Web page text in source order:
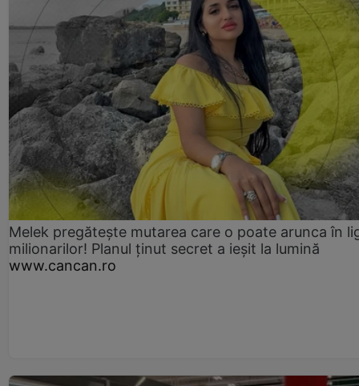
Melek pregătește mutarea care o poate arunca în
milionarilor! Planul ținut secret a ieșit la lumină
www.cancan.ro